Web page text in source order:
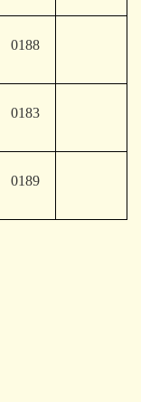
0188
0183
0189